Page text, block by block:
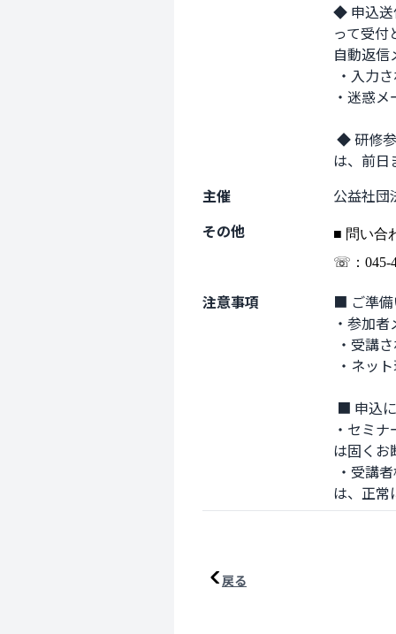
◆ 申込送
って受
自動返信
・迷惑
は、前日
主催
公益社団
その他
■ 問い合
☏：045-
注意事項
■ ご準
・参加
・セミ
は固くお
は、正常
戻る